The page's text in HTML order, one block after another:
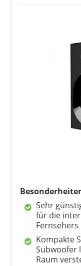
Sehr
für die
Fernsehers
Kompakte
Subwoofer
Raum